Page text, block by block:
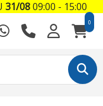
0
31/0809:00 - 15:00